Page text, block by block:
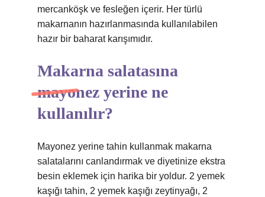
mercanköşk ve fesleğen içerir. Her türlü
makarnanın hazırlanmasında kullanılabilen
hazır bir baharat karışımıdır.
Makarna salatasına
mayonez yerine ne
kullanılır?
Mayonez yerine tahin kullanmak makarna
salatalarını canlandırmak ve diyetinize ekstra
besin eklemek için harika bir yoldur. 2 yemek
kaşığı tahin, 2 yemek kaşığı zeytinyağı, 2